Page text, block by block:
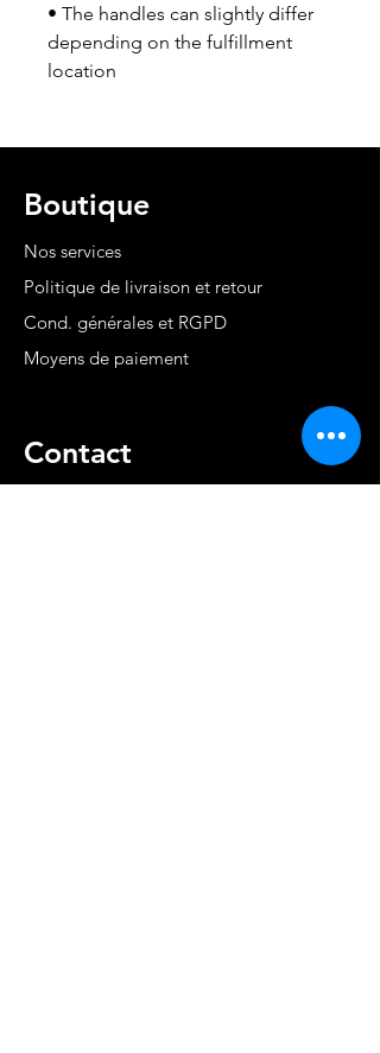
• The handles can slightly differ
depending on the fulfillment
location
Boutique
Nos services
Politique de livraison et retour
Cond. générales et RGPD
Moyens de paiement
Contact